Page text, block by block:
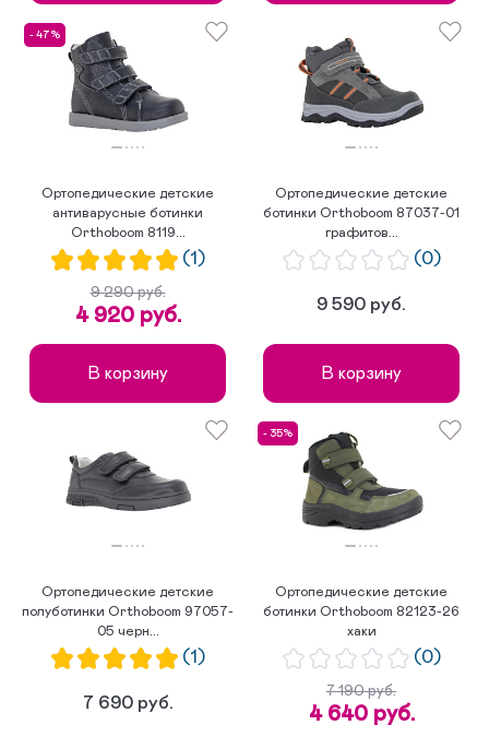
- 47%
Ортопедические детские
антиварусные ботинки
Orthoboom 8119...
(1)
9 290 руб.
4 920 руб.
В корзину
Ортопедические детские
ботинки Orthoboom 87037-01
графитов...
(0)
9 590 руб.
В корзину
Ортопедические детские
полуботинки Orthoboom 97057-
05 черн...
(1)
7 690 руб.
- 35%
Ортопедические детские
ботинки Orthoboom 82123-26
хаки
(0)
7 190 руб.
4 640 руб.